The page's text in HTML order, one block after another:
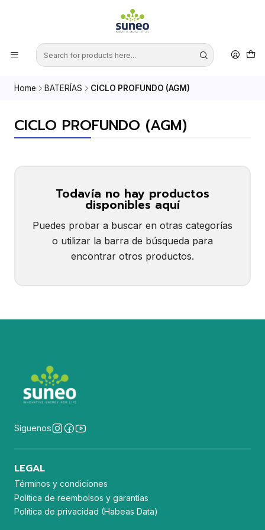
Home BATERÍAS CICLO PROFUNDO (AGM)
CICLO PROFUNDO (AGM)
Todavía no hay productos
disponibles aquí
Puedes probar a buscar en otras categorías
o utilizar la barra de búsqueda para
encontrar otros productos.
Síguenos
LEGAL
Términos y condiciones
Política de reembolsos y garantías
Política de privacidad (Habeas Data)